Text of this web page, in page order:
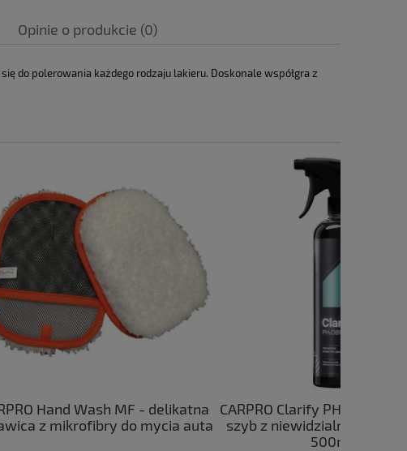
Opinie o produkcie (0)
do polerowania każdego rodzaju lakieru. Doskonale współgra z
MF - delikatna
do mycia auta
CARPRO Clarify PH2OBIC – płyn do
szyb z niewidzialną wycieraczką